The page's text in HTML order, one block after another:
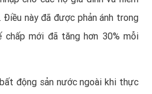
này đã được phản ánh trong
chấp mới đã tăng hơn 30% mỗi
động sản nước ngoài khi thực